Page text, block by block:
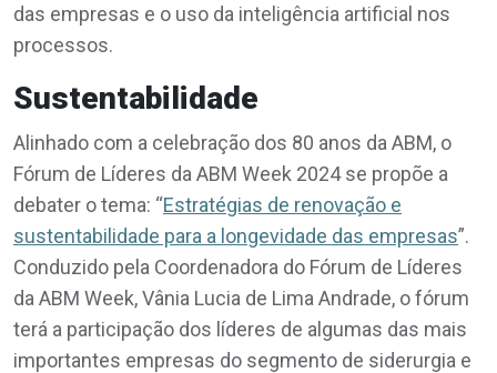
das empresas e o uso da inteligência artificial nos
processos.
Sustentabilidade
Alinhado com a celebração dos 80 anos da ABM, o
Fórum de Líderes da ABM Week 2024 se propõe a
debater o tema: “Estratégias de renovação e
sustentabilidade para a longevidade das empresas”.
Conduzido pela Coordenadora do Fórum de Líderes
da ABM Week, Vânia Lucia de Lima Andrade, o fórum
terá a participação dos líderes de algumas das mais
importantes empresas do segmento de siderurgia e